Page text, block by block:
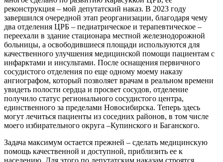
реконструкция – мой депутатский наказ. В 2023 году
завершился очередной этап реорганизации, благодаря чему
два отделения ЦРБ – педиатрическое и терапевтическое –
переехали в здание стационара местной железнодорожной
больницы, а освободившиеся площади используются для
качественного улучшения медицинской помощи пациентам с
инфарктами и инсультами. После оснащения первичного
сосудистого отделения по еще одному моему наказу
ангиографом, который позволяет врачам в реальном времени
увидеть полости сердца и просвет сосудов, отделение
получило статус регионального сосудистого центра,
единственного за пределами Новосибирска. Теперь здесь
могут лечиться пациенты из соседних районов, в том числе
моего избирательного округа –Купинского и Баганского.
Задача максимум остается прежней – сделать медицинскую
помощь качественной и доступной, приблизить ее к
населению. Для этого по депутатским наказам строятся